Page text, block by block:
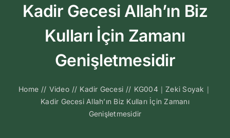
Kitapları
Sesli
Kadir Gecesi Allah’ın Biz
Kulları İçin Zamanı
Genişletmesidir
Home // Video // Kadir Gecesi // KG004｜Zeki Soyak｜
Kadir Gecesi Allah’ın Biz Kulları İçin Zamanı
Genişletmesidir